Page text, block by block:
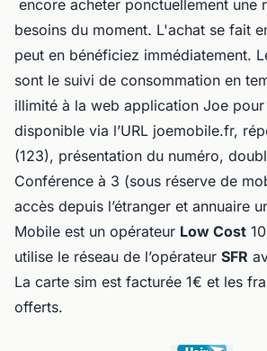
encore acheter ponctuellement une
besoins du moment. L'achat se fait
peut en bénéficiez immédiatement.
sont le suivi de consommation en
illimité à la web application Joe
disponible via l’URL joemobile.fr,
(123), présentation du numéro,
Conférence à 3 (sous réserve de
accès depuis l’étranger et annuaire
Mobile est un opérateur Low Cost
utilise le réseau de l’opérateur SFR
La carte sim est facturée 1€ et les
offerts.